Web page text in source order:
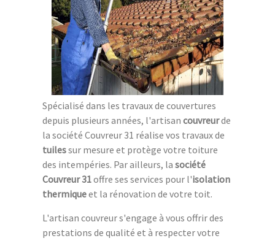
Spécialisé dans les travaux de couvertures
depuis plusieurs années, l'artisan couvreurde
la société Couvreur 31 réalise vos travaux de
tuilessur mesure et protège votre toiture
des intempéries. Par ailleurs, la société
Couvreur 31offre ses services pour l'isolation
thermiqueet la rénovation de votre toit.
L'artisan couvreur s'engage à vous offrir des
prestations de qualité et à respecter votre